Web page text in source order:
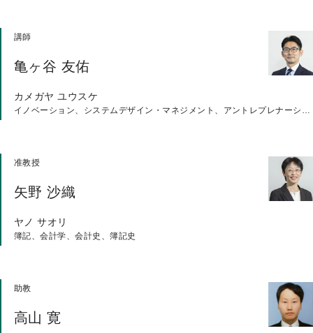
講師
亀ヶ谷 友佑
カメガヤ ユウスケ
イノベーション、システムデザイン・マネジメント、アントレプレナーシップ
准教授
矢野 沙織
ヤノ サオリ
簿記、会計学、会計史、簿記史
助教
高山 寛